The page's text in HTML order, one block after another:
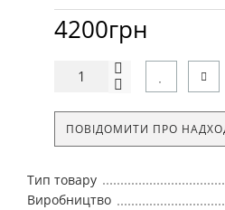
4200грн
ПОВІДОМИТИ ПРО
Тип товару
Виробництво